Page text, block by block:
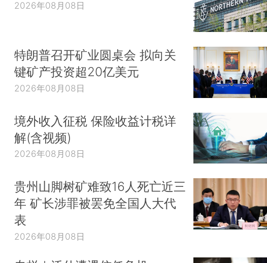
2026年08月08日
特朗普召开矿业圆桌会 拟向关
键矿产投资超20亿美元
2026年08月08日
境外收入征税 保险收益计税详
解(含视频)
2026年08月08日
贵州山脚树矿难致16人死亡近三
年 矿长涉罪被罢免全国人大代
表
2026年08月08日